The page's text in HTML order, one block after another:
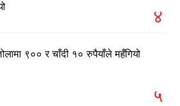
४
९०० र चाँदी १० रुपैयाँले महँगियो
५